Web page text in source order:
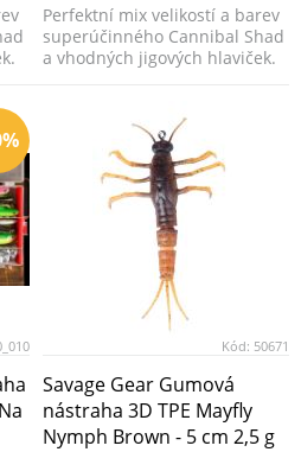
Perfektní mix velikostí a barev
superúčinného Cannibal Shad
a vhodných jigových hlaviček.
Kód: 50671
Savage Gear Gumová
nástraha 3D TPE Mayfly
Nymph Brown - 5 cm 2,5 g